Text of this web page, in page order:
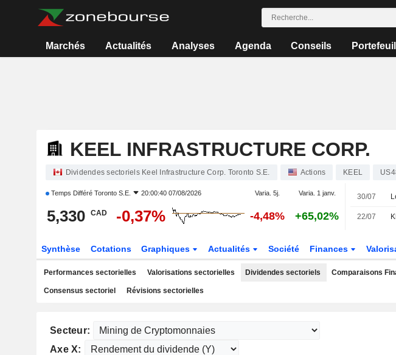
Marchés Actualités Analyses Agenda Conseils
KEEL INFRASTRUCTURE CORP.
Dividendes sectoriels Keel Infrastructure Corp. Toronto S.E. Actions KEEL
Temps Différé Toronto S.E. 20:00:40 07/08/2026 Varia. 5j. Varia. 1 janv.
5,330 CAD -0,37% -4,48% +65,02%
30/07
22/07
Synthèse Cotations Graphiques Actualités Société Finances
Performances sectorielles Valorisations sectorielles Dividendes sectoriels Comparaisons
Consensus sectoriel Révisions sectorielles
Secteur:
Axe X: